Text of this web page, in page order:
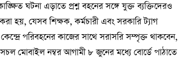
ঘটনা এড়াতে প্রশ্ন বহনের সঙ্গে যুক্ত ব্যক্তিদেরও
হয়, যেসব শিক্ষক, কর্মচারী এবং সরকারি ট্যাগ
পরিবহনের কাজের সাথে সরাসরি সম্পৃক্ত থাকবেন,
সচল মোবাইল নম্বর আগামী ৮ জুনের মধ্যে বোর্ডে পাঠাতে